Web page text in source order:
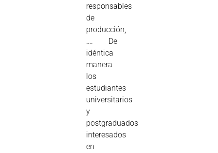
responsables
de
producción,
…. De
idéntica
manera
los
estudiantes
universitarios
y
postgraduados
interesados
en